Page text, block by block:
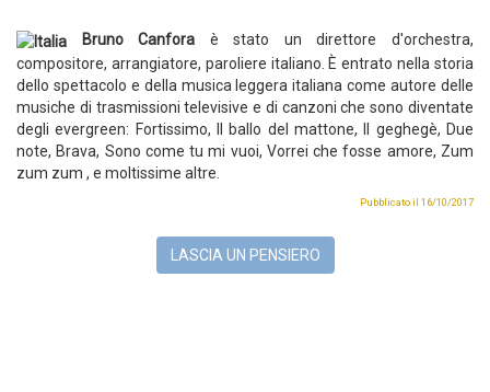
Bruno Canfora è stato un direttore d'orchestra,
compositore, arrangiatore, paroliere italiano. È entrato nella storia
dello spettacolo e della musica leggera italiana come autore delle
musiche di trasmissioni televisive e di canzoni che sono diventate
degli evergreen: Fortissimo, Il ballo del mattone, Il geghegè, Due
note, Brava, Sono come tu mi vuoi, Vorrei che fosse amore, Zum
zum zum , e moltissime altre.
Pubblicato il 16/10/2017
LASCIA UN PENSIERO